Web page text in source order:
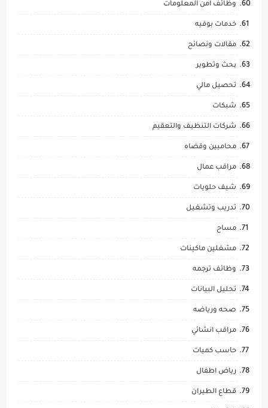
وظائف امن المعلومات
خدمات بوفيه
مقالات ونصائح
بحث وتطوير
تحصيل مالي
شبكات
شركات التنظيف والتعقيم
محاميين وقضاه
مراقب عمال
شيف حلويات
تدريب وتشغيل
مساح
مشغلين ماكينات
وظائف ترجمه
تحليل البيانات
صحه ورياضه
مراقب انشائي
حاسب كميات
رياض اطفال
قطاع الطيران